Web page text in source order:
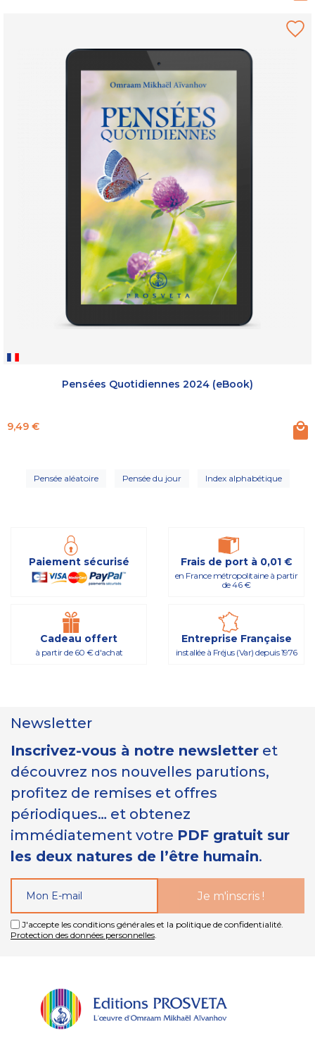
Pensées Quotidiennes 2024 (eBook)
Prix
9,49 €
Pensée aléatoire Pensée du jour Index alphabétique
Paiement sécurisé Frais de port à 0,01 €
en France métropolitaine à partir
de 46 €
Cadeau offert
à partir de 60 € d'achat
Entreprise Française
installée à Fréjus (Var) depuis 1976
Newsletter
Inscrivez-vous à notre newsletter et
découvrez nos nouvelles parutions,
profitez de remises et offres
périodiques… et obtenez
immédiatement votre PDF gratuit sur
les deux natures de l’être humain.
J'accepte les conditions générales et la politique de confidentialité.
Protection des données personnelles.